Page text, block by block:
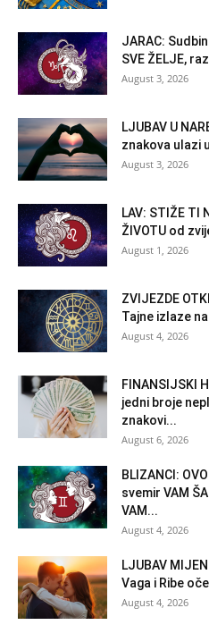
JARAC:
SVE ŽELJE,
August 3, 2026
LJUBAV U
znakova ulazi
August 3, 2026
LAV: STIŽE TI
ŽIVOTU od
August 1, 2026
ZVIJEZDE
Tajne izlaze
August 4, 2026
FINANSIJSKI
jedni broje
znakovi...
August 6, 2026
BLIZANCI:
svemir VAM
VAM...
August 4, 2026
LJUBAV
Vaga i Ribe
August 4, 2026